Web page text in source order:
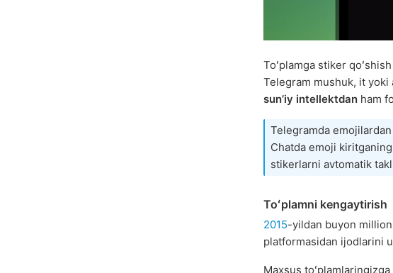
Toʻplamga stiker
Telegram mushuk, it
sunʼiy intellektdan ham
Telegramda
Chatda emoji
stikerlarni avtomatik
Toʻplamni kengaytirish
2015-yildan buyon
platformasidan ijodlarini
Maxsus toʻplamlaringizga